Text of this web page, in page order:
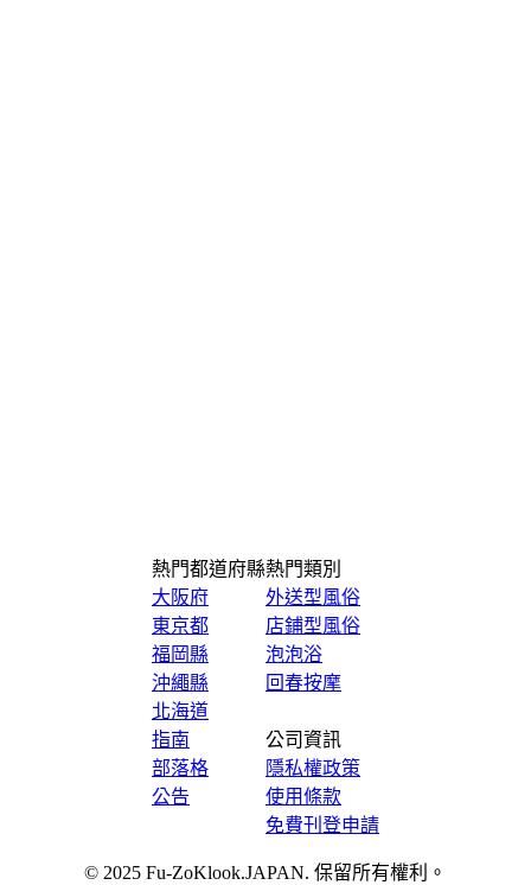
熱門都道府縣
大阪府
東京都
福岡縣
沖繩縣
北海道
熱門類別
外送型風俗
店鋪型風俗
泡泡浴
回春按摩
指南
部落格
公告
公司資訊
隱私權政策
使用條款
免費刊登申請
© 2025 Fu-ZoKlook.JAPAN. 保留所有權利。